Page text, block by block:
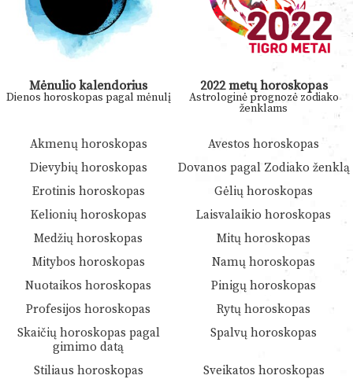
Mėnulio kalendorius
Dienos horoskopas pagal mėnulį
2022 metų horoskopas
Astrologinė prognozė zodiako
ženklams
Akmenų horoskopas
Avestos horoskopas
Dievybių horoskopas
Dovanos pagal Zodiako ženklą
Erotinis horoskopas
Gėlių horoskopas
Kelionių horoskopas
Laisvalaikio horoskopas
Medžių horoskopas
Mitų horoskopas
Mitybos horoskopas
Namų horoskopas
Nuotaikos horoskopas
Pinigų horoskopas
Profesijos horoskopas
Rytų horoskopas
Skaičių horoskopas pagal
gimimo datą
Spalvų horoskopas
Stiliaus horoskopas
Sveikatos horoskopas